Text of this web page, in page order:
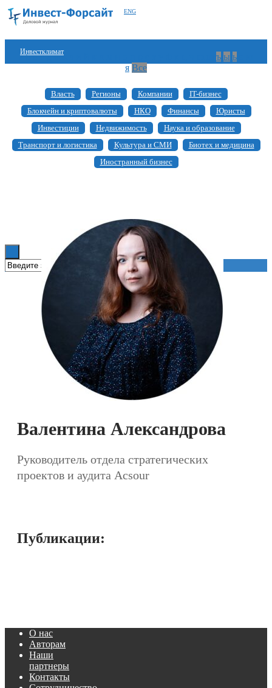
ENG
Инвестклимат
Инвестиции
Блокчейн
Стартапы
а б в г д е ж ъ ы ь
я Все
Власть Регионы Компании
IT-бизнес
Блокчейн и криптовалюты
НКО Финансы
Юристы
Инвестиции
Недвижимость
Наука и образование
Транспорт и логистика
Культура и СМИ
Биотех и медицина
Иностранный бизнес
Валентина Александрова
Руководитель отдела стратегических
проектов и аудита Acsour
Публикации:
О нас
Авторам
Наши
партнеры
Контакты